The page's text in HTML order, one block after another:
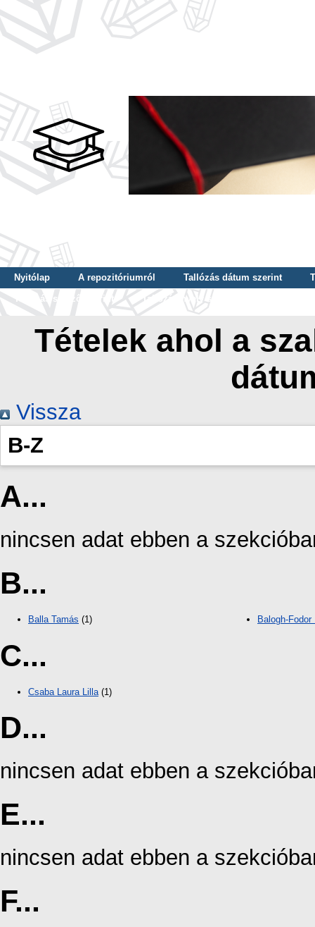
Nyitólap A repozitóriumról Tallózás dátum szerint
Tallózás szerző szerint
Tallózás nyelv szerint
Tételek ahol a
Vissza
B-Z
A...
nincsen adat ebben a
B...
Balla Tamás (1) Balogh-
C...
Csaba Laura Lilla (1)
D...
nincsen adat ebben a
E...
nincsen adat ebben a
F...